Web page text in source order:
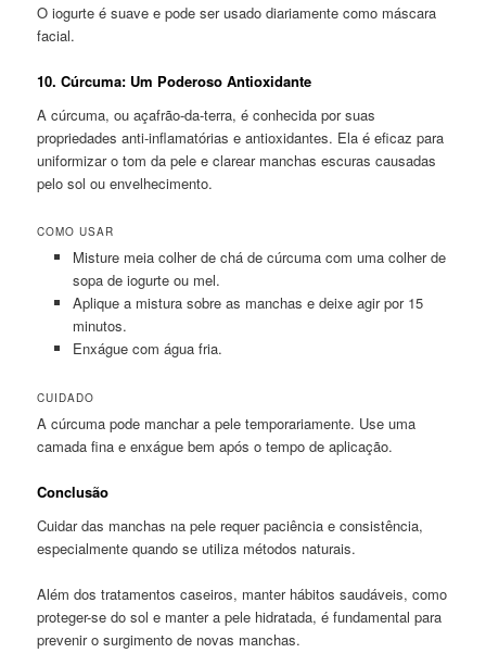
O iogurte é suave e pode ser usado diariamente como máscara
facial.
10.Cúrcuma: Um Poderoso Antioxidante
A cúrcuma, ou açafrão-da-terra, é conhecida por suas
propriedades anti-inflamatórias e antioxidantes. Ela é eficaz para
uniformizar o tom da pele e clarear manchas escuras causadas
pelo sol ou envelhecimento.
COMO USAR
Misture meia colher de chá de cúrcuma com uma colher de
sopa de iogurte ou mel.
Aplique a mistura sobre as manchas e deixe agir por 15
minutos.
Enxágue com água fria.
CUIDADO
A cúrcuma pode manchar a pele temporariamente. Use uma
camada fina e enxágue bem após o tempo de aplicação.
Conclusão
Cuidar das manchas na pele requer paciência e consistência,
especialmente quando se utiliza métodos naturais.
Além dos tratamentos caseiros, manter hábitos saudáveis, como
proteger-se do sol e manter a pele hidratada, é fundamental para
prevenir o surgimento de novas manchas.